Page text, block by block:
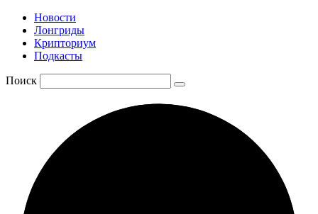
Новости
Лонгриды
Крипториум
Подкасты
Поиск